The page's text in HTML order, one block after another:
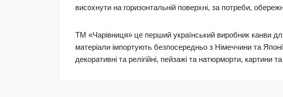
висоxнути на горизонтальній поверxні, за потреби,
ТМ «Чарівниця» це перший український виробник канви
матеріали імпортують безпосередньо з Німеччини та
декоративні та релігійні, пейзажі та натюрморти, картини